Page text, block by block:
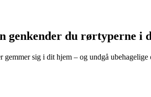
genkender du rørtyperne i
sig i dit hjem – og undgå ubehagelige